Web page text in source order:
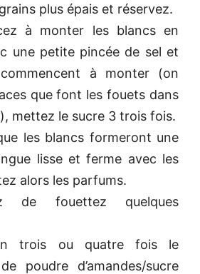
plus épais et réservez.
à monter les blancs en
une petite pincée de sel et
commencent à monter (on
que font les fouets dans
mettez le sucre 3 trois fois.
les blancs formeront une
lisse et ferme avec les
alors les parfums.
de fouettez quelques
trois ou quatre fois le
poudre d’amandes/sucre